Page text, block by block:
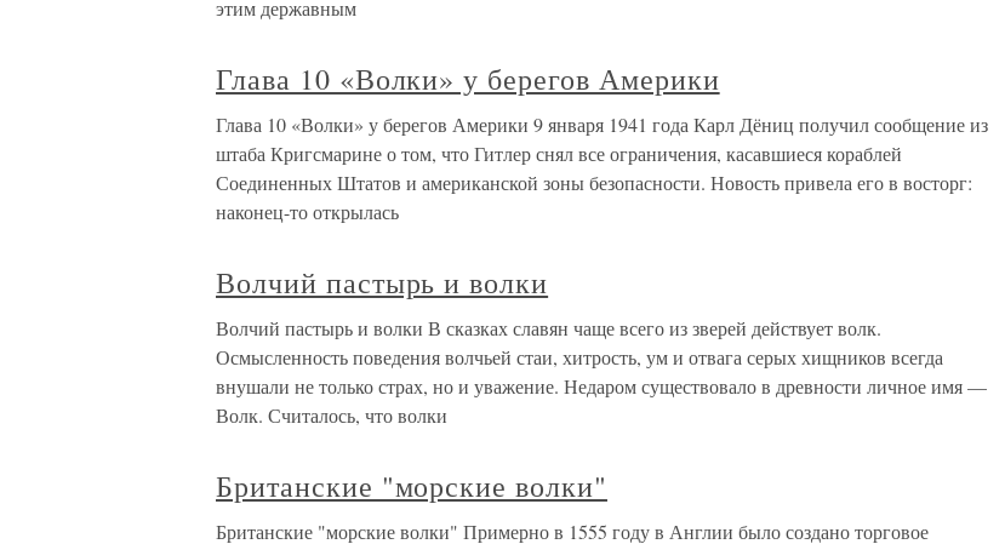
этим державным
Глава 10 «Волки» у берегов Америки
Глава 10 «Волки» у берегов Америки 9 января 1941 года Карл Дёниц получил сообщение из
штаба Кригсмарине о том, что Гитлер снял все ограничения, касавшиеся кораблей
Соединенных Штатов и американской зоны безопасности. Новость привела его в восторг:
наконец-то открылась
Волчий пастырь и волки
Волчий пастырь и волки В сказках славян чаще всего из зверей действует волк.
Осмысленность поведения волчьей стаи, хитрость, ум и отвага серых хищников всегда
внушали не только страх, но и уважение. Недаром существовало в древности личное имя —
Волк. Считалось, что волки
Британские "морские волки"
Британские "морские волки" Примерно в 1555 году в Англии было создано торговое